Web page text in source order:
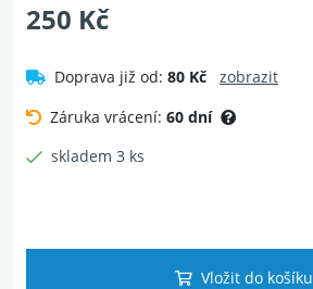
250 Kč
Doprava již od: 80 Kč
zobrazit
Záruka vrácení: 60 dní
skladem 3 ks
Vložit do košíku